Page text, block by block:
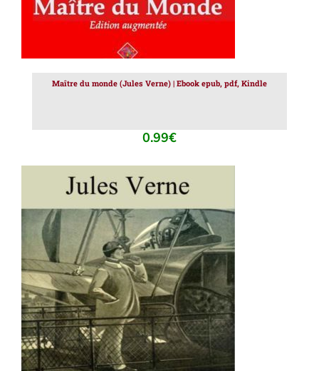
Maître du monde (Jules Verne) | Ebook epub, pdf, Kindle
0.99€
AJOUTER AU PANIER / DÉTAILS